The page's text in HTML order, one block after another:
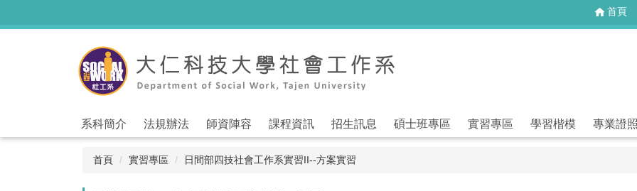
首頁
系科簡介 法規辦法 師資陣容 課程資訊 招生訊息 碩士班專區 實習專區 學習楷模 專業證照
首頁 實習專區 日間部四技社會工作系實習II--方案實習